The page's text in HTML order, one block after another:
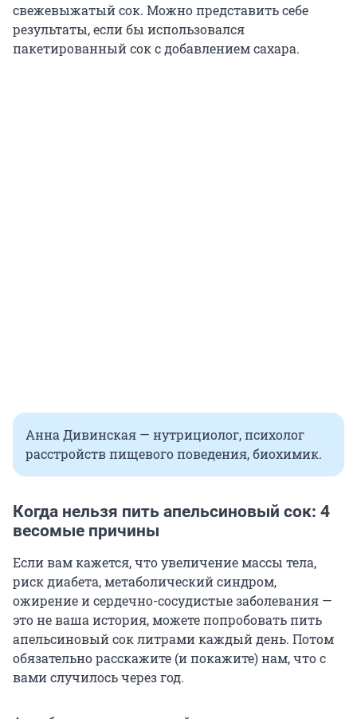
свежевыжатый сок. Можно представить себе
результаты, если бы использовался
пакетированный сок с добавлением сахара.
Анна Дивинская — нутрициолог, психолог
расстройств пищевого поведения, биохимик.
Когда нельзя пить апельсиновый сок: 4
весомые причины
Если вам кажется, что увеличение массы тела,
риск диабета, метаболический синдром,
ожирение и сердечно-сосудистые заболевания —
это не ваша история, можете попробовать пить
апельсиновый сок литрами каждый день. Потом
обязательно расскажите (и покажите) нам, что с
вами случилось через год.